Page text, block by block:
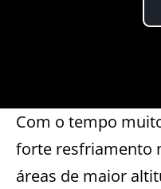
Com o tempo
forte resfriamento
áreas de maior